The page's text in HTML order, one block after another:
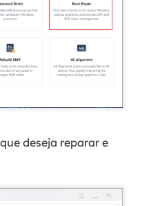
deseja reparar e